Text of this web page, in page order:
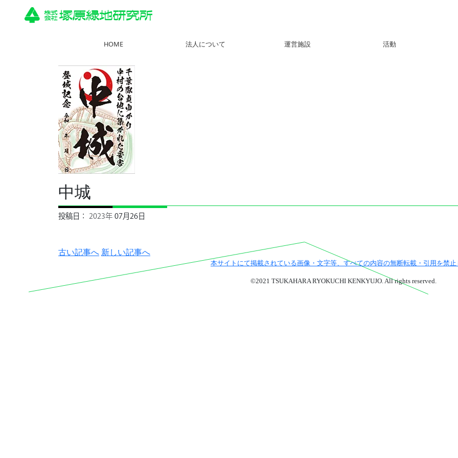
HOME 法人について 運営施設 活動
中城
投稿日： 2023年 07月26日
古い記事へ 新しい記事へ
本サイトにて掲載されている画像・文字等、すべての内容の無断転載・引用を禁止
©2021 TSUKAHARA RYOKUCHI KENKYUJO. All rights reserved.